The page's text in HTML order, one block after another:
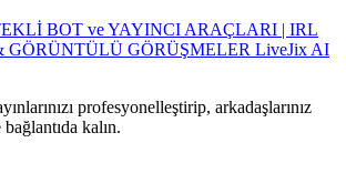
BOT ve YAYINCI ARAÇLARI | IRL
GÖRÜNTÜLÜ GÖRÜŞMELER LiveJix AI
profesyonelleştirip, arkadaşlarınız
kalın.